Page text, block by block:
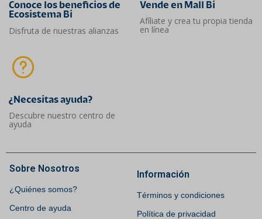
Conoce los beneficios de
Ecosistema Bi
Disfruta de nuestras alianzas
Vende en Mall Bi
Afíliate y crea tu propia tienda
en línea
¿Necesitas ayuda?​
Descubre nuestro centro de
ayuda
Sobre Nosotros
¿Quiénes somos?
Centro de ayuda
Información
Términos y condiciones
Política de privacidad